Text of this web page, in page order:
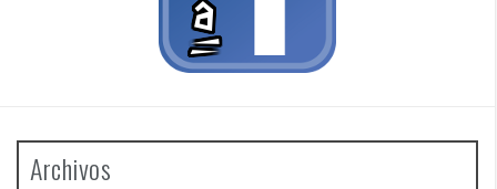
Archivos